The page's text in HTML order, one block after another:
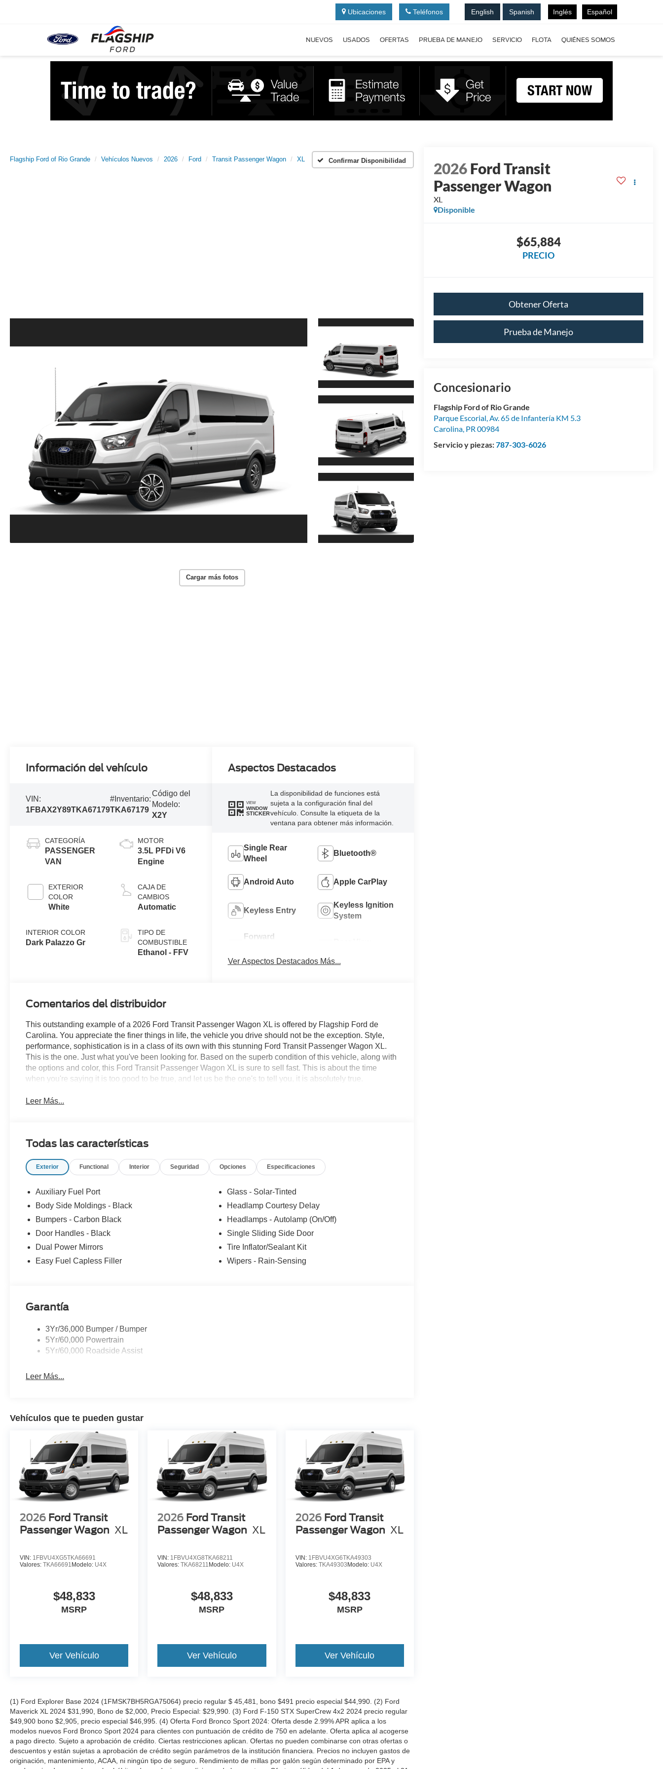
Ubicaciones Teléfonos English Spanish Inglés Español
NUEVOS USADOS OFERTAS PRUEBA DE MANEJO SERVICIO FLOTA QUIÉNES SOMOS
Flagship Ford of Rio Grande Vehículos Nuevos 2026 Ford Transit Passenger Wagon XL Confirmar Disponibilidad
Cargar más fotos
2026Ford Transit
Passenger Wagon
XL
Disponible
$65,884
PRECIO
Obtener Oferta
Prueba de Manejo
Concesionario
Flagship Ford of Rio Grande
Parque Escorial, Av. 65 de Infantería KM 5.3
Carolina, PR 00984
Servicio y piezas:787-303-6026
Información del vehículo
VIN:
1FBAX2Y89TKA67179
#Inventario:
TKA67179
Código del
Modelo:
X2Y
CATEGORÍA
PASSENGER
VAN
EXTERIOR
COLOR
White
INTERIOR COLOR
Dark Palazzo Gr
MOTOR
3.5L PFDi V6
Engine
CAJA DE
CAMBIOS
Automatic
TIPO DE
COMBUSTIBLE
Ethanol - FFV
Aspectos Destacados
VIEW
WINDOW
STICKER
La disponibilidad de funciones está
sujeta a la configuración final del
vehículo. Consulte la etiqueta de la
ventana para obtener más información.
Single Rear
Wheel
Bluetooth®
Android Auto Apple CarPlay
Keyless Entry
Keyless Ignition
System
Forward
Warning
Ver Aspectos Destacados Más...
Comentarios del distribuidor
This outstanding example of a 2026 Ford Transit Passenger Wagon XL is offered by Flagship Ford de
Carolina. You appreciate the finer things in life, the vehicle you drive should not be the exception. Style,
performance, sophistication is in a class of its own with this stunning Ford Transit Passenger Wagon XL.
This is the one. Just what you've been looking for. Based on the superb condition of this vehicle, along with
the options and color, this Ford Transit Passenger Wagon XL is sure to sell fast. This is about the time
when you're saying it is too good to be true, and let us be the one's to tell you, it is absolutely true.
Leer Más...
Todas las características
Exterior Functional Interior Seguridad Opciones Especificaciones
Auxiliary Fuel Port
Body Side Moldings - Black
Bumpers - Carbon Black
Door Handles - Black
Dual Power Mirrors
Easy Fuel Capless Filler
Glass - Solar-Tinted
Headlamp Courtesy Delay
Headlamps - Autolamp (On/Off)
Single Sliding Side Door
Tire Inflator/Sealant Kit
Wipers - Rain-Sensing
Garantía
3Yr/36,000 Bumper / Bumper
5Yr/60,000 Powertrain
5Yr/60,000 Roadside Assist
Leer Más...
Vehículos que te pueden gustar
2026 Ford Transit
Passenger Wagon XL
VIN: 1FBVU4XG5TKA66691
Valores: TKA66691 Modelo: U4X
$48,833
MSRP
Ver Vehículo
2026 Ford Transit
Passenger Wagon XL
VIN: 1FBVU4XG8TKA68211
Valores:TKA68211 Modelo: U4X
$48,833
MSRP
Ver Vehículo
2026 Ford Transit
Passenger Wagon XL
VIN: 1FBVU4XG6TKA49303
Valores: TKA49303 Modelo: U4X
$48,833
MSRP
Ver Vehículo
(1) Ford Explorer Base 2024 (1FMSK7BH5RGA75064) precio regular $ 45,481, bono $491 precio especial $44,990. (2) Ford
Maverick XL 2024 $31,990, Bono de $2,000, Precio Especial: $29,990. (3) Ford F-150 STX SuperCrew 4x2 2024 precio regular
$49,900 bono $2,905, precio especial $46,995. (4) Oferta Ford Bronco Sport 2024: Oferta desde 2.99% APR aplica a los
modelos nuevos Ford Bronco Sport 2024 para clientes con puntuación de crédito de 750 en adelante. Oferta aplica al acogerse
a pago directo. Sujeto a aprobación de crédito. Ciertas restricciones aplican. Ofertas no pueden combinarse con otras ofertas o
descuentos y están sujetas a aprobación de crédito según parámetros de la institución financiera. Precios no incluyen gastos de
originación, mantenimiento, ACAA, ni ningún tipo de seguro. Rendimiento de millas por galón según determinado por EPA y